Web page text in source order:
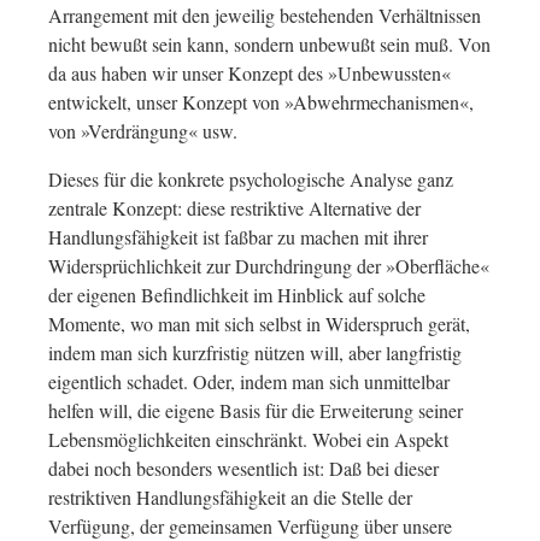
Arrangement mit den jeweilig bestehenden Verhältnissen
nicht bewußt sein kann, sondern unbewußt sein muß. Von
da aus haben wir unser Konzept des »Unbewussten«
entwickelt, unser Konzept von »Abwehrmechanismen«,
von »Verdrängung« usw.
Dieses für die konkrete psychologische Analyse ganz
zentrale Konzept: diese restriktive Alternative der
Handlungsfähigkeit ist faßbar zu machen mit ihrer
Widersprüchlichkeit zur Durchdringung der »Oberfläche«
der eigenen Befindlichkeit im Hinblick auf solche
Momente, wo man mit sich selbst in Widerspruch gerät,
indem man sich kurzfristig nützen will, aber langfristig
eigentlich schadet. Oder, indem man sich unmittelbar
helfen will, die eigene Basis für die Erweiterung seiner
Lebensmöglichkeiten einschränkt. Wobei ein Aspekt
dabei noch besonders wesentlich ist: Daß bei dieser
restriktiven Handlungsfähigkeit an die Stelle der
Verfügung, der gemeinsamen Verfügung über unsere